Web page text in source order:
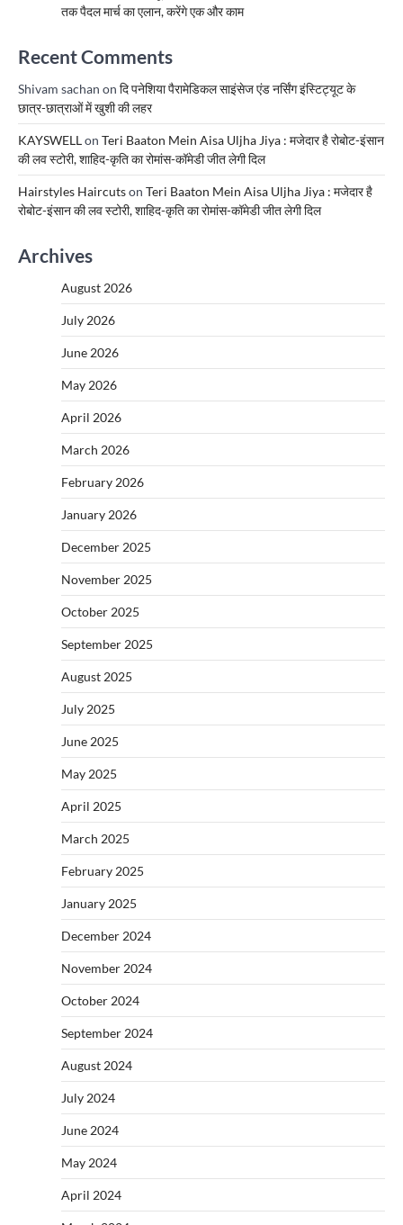
तक पैदल मार्च का एलान, करेंगे एक और काम
Recent Comments
Shivam sachan on दि पनेशिया पैरामेडिकल साइंसेज एंड नर्सिंग इंस्टिट्यूट के
छात्र-छात्राओं में खुशी की लहर
KAYSWELLon Teri Baaton Mein Aisa Uljha Jiya : मजेदार है रोबोट-इंसान
की लव स्टोरी, शाहिद-कृति का रोमांस-कॉमेडी जीत लेगी दिल
Hairstyles Haircutson Teri Baaton Mein Aisa Uljha Jiya : मजेदार है
रोबोट-इंसान की लव स्टोरी, शाहिद-कृति का रोमांस-कॉमेडी जीत लेगी दिल
Archives
August 2026
July 2026
June 2026
May 2026
April 2026
March 2026
February 2026
January 2026
December 2025
November 2025
October 2025
September 2025
August 2025
July 2025
June 2025
May 2025
April 2025
March 2025
February 2025
January 2025
December 2024
November 2024
October 2024
September 2024
August 2024
July 2024
June 2024
May 2024
April 2024